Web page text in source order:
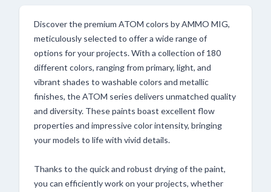
Discover the premium ATOM colors by AMMO MIG,
meticulously selected to offer a wide range of
options for your projects. With a collection of 180
different colors, ranging from primary, light, and
vibrant shades to washable colors and metallic
finishes, the ATOM series delivers unmatched quality
and diversity. These paints boast excellent flow
properties and impressive color intensity, bringing
your models to life with vivid details.
Thanks to the quick and robust drying of the paint,
you can efficiently work on your projects, whether